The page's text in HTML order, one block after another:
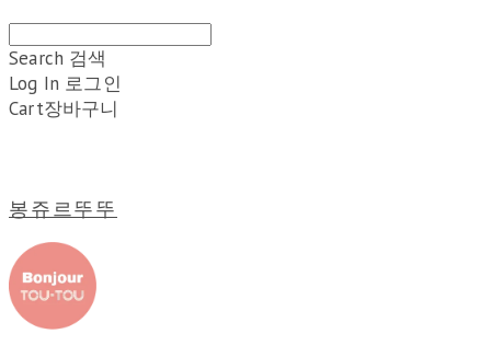
Search 검색
Log In 로그인
Cart장바구니
봉쥬르뚜뚜